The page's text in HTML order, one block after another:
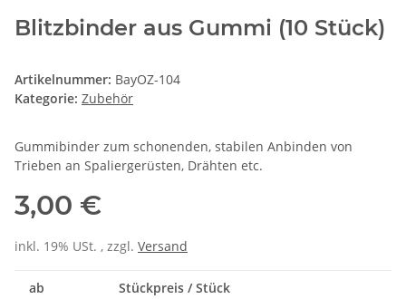
Blitzbinder aus Gummi (10 Stück)
Artikelnummer: BayOZ-104
Kategorie: Zubehör
Gummibinder zum schonenden, stabilen Anbinden von
Trieben an Spaliergerüsten, Drähten etc.
3,00 €
inkl. 19% USt. , zzgl. Versand
ab Stückpreis / Stück